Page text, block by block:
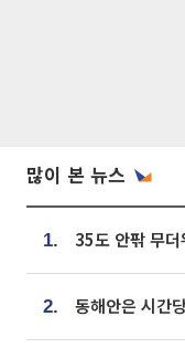
많이 본 뉴스
1.
2.